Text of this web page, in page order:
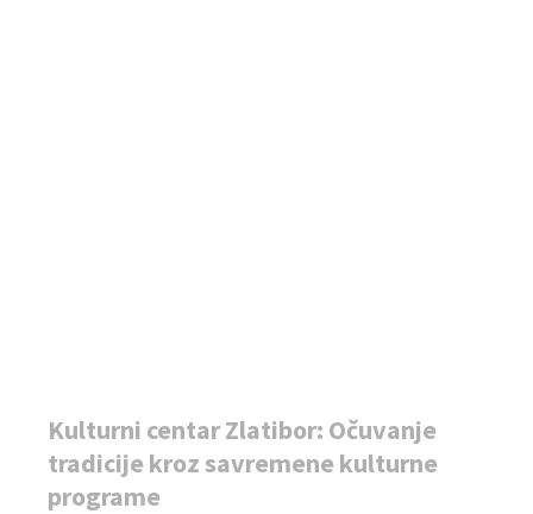
Kulturni centar Zlatibor: Očuvanje
tradicije kroz savremene kulturne
programe